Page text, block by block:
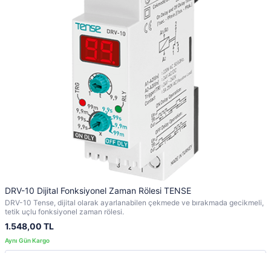
DRV-10 Dijital Fonksiyonel Zaman Rölesi TENSE
DRV-10 Tense, dijital olarak ayarlanabilen çekmede ve bırakmada gecikmeli,
tetik uçlu fonksiyonel zaman rölesi.
1.548,00 TL